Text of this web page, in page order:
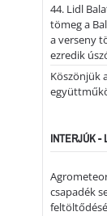
44. Lidl
tömeg a
a verseny
ezredik
Köszönjük
INTERJÚK -
csapadék